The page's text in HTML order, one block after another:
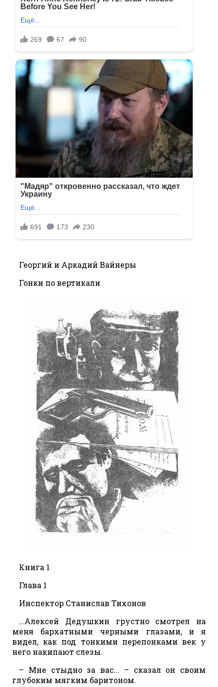
Георгий и Аркадий Вайнеры
Гонки по вертикали
Книга 1
Глава 1
Инспектор Станислав Тихонов
…Алексей Дедушкин грустно смотрел на
меня бархатными черными глазами, и я
видел, как под тонкими перепонками век у
него накипают слезы.
– Мне стыдно за вас… – сказал он своим
глубоким мягким баритоном.